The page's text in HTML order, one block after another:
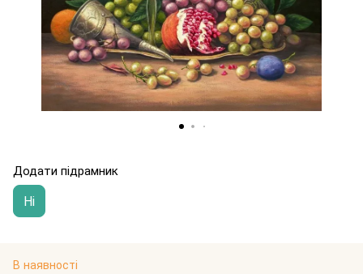
Додати підрамник
Ні
В наявності